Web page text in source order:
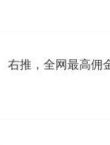
右推，全网最高佣